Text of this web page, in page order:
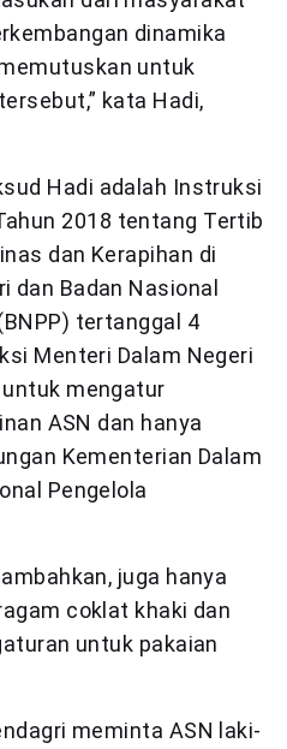
dinamika
untuk
kata Hadi,
Hadi adalah Instruksi
2018 tentang Tertib
dan Kerapihan di
dan Badan Nasional
tertanggal 4
Menteri Dalam Negeri
mengatur
ASN dan hanya
Kementerian Dalam
Pengelola
juga hanya
coklat khaki dan
untuk pakaian
meminta ASN laki-